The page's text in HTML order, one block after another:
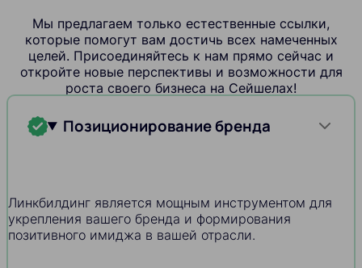
Мы предлагаем только естественные ссылки,
которые помогут вам достичь всех намеченных
целей. Присоединяйтесь к нам прямо сейчас и
откройте новые перспективы и возможности для
роста своего бизнеса на Сейшелах!
Позиционирование бренда
Линкбилдинг является мощным инструментом для
укрепления вашего бренда и формирования
позитивного имиджа в вашей отрасли.